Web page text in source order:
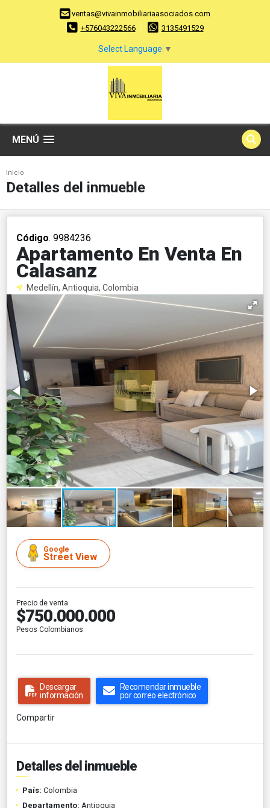
ventas@vivainmobiliariaasociados.com
+576043222566
3135491529
Select Language ▼
MENÚ
Inicio
Detalles del inmueble
Código. 9984236
Apartamento En Venta En
Calasanz
Medellín, Antioquia, Colombia
Google
Street View
Precio de venta
$750.000.000
Pesos Colombianos
Descargar
información
Recomendar inmueble
por correo electrónico
Compartir
Detalles del inmueble
País: Colombia
Departamento: Antioquia